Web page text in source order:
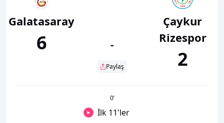
Galatasaray
6 -
Paylaş
Çaykur
Rizespor
2
0’
İlk 11'ler